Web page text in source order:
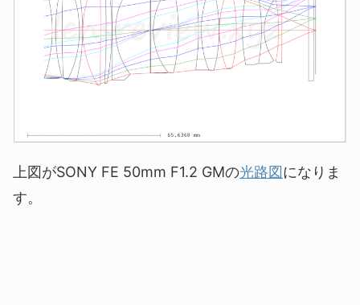
上図がSONY FE 50mm F1.2 GMの光路図になりま
す。